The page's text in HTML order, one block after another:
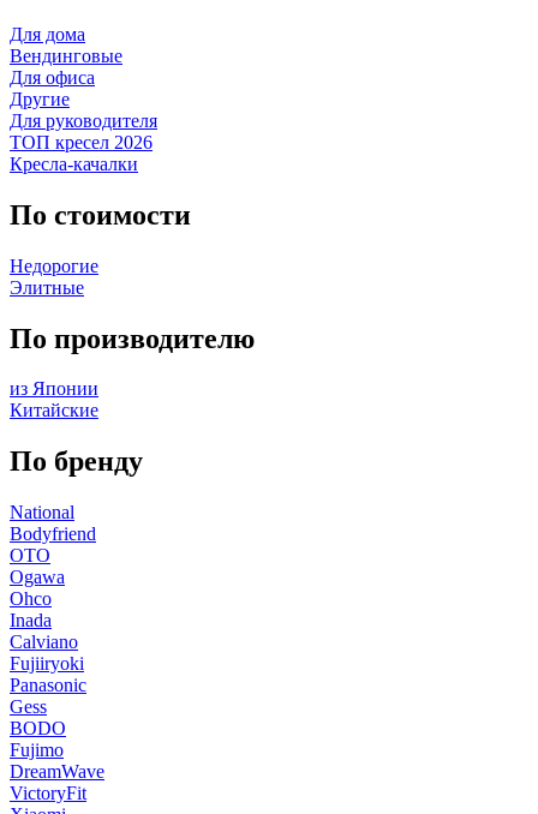
Для дома
Вендинговые
Для офиса
Другие
Для руководителя
ТОП кресел 2026
Кресла-качалки
По стоимости
Недорогие
Элитные
По производителю
из Японии
Китайские
По бренду
National
Bodyfriend
OTO
Ogawa
Ohco
Inada
Calviano
Fujiiryoki
Panasonic
Gess
BODO
Fujimo
DreamWave
VictoryFit